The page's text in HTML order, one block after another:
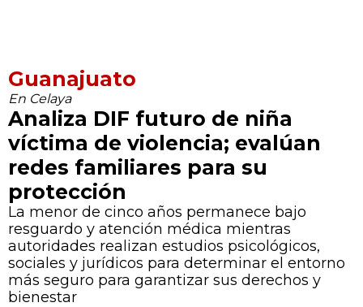
Guanajuato
En Celaya
Analiza DIF futuro de niña
víctima de violencia; evalúan
redes familiares para su
protección
La menor de cinco años permanece bajo
resguardo y atención médica mientras
autoridades realizan estudios psicológicos,
sociales y jurídicos para determinar el entorno
más seguro para garantizar sus derechos y
bienestar